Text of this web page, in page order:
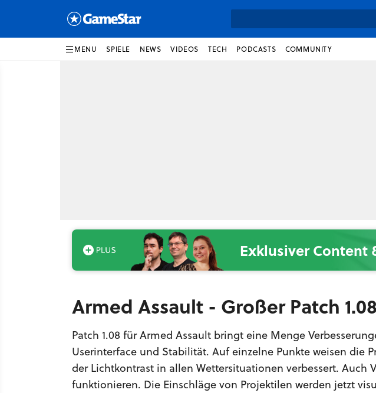
MENU SPIELE NEWS VIDEOS TECH PODCASTS COMMUNITY
Exklusiver Content
Armed Assault - Großer Patch
Patch 1.08 für Armed Assault bringt eine Menge
Userinterface und Stabilität. Auf einzelne Punkte weisen die
der Lichtkontrast in allen Wettersituationen verbessert. Auch
funktionieren. Die Einschläge von Projektilen werden jetzt